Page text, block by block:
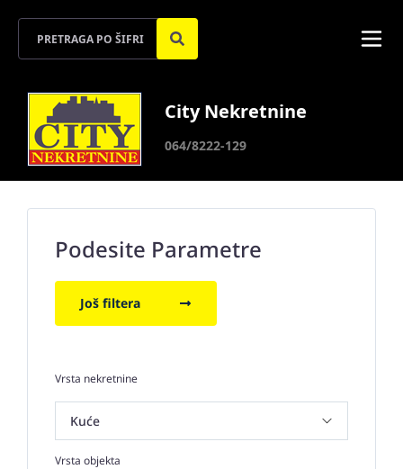
City Nekretnine
064/8222-129
Podesite Parametre
Još filtera
Vrsta nekretnine
Vrsta objekta